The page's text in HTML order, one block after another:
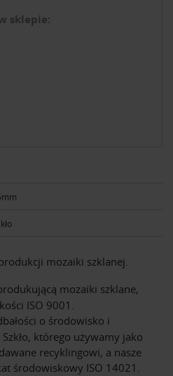
mozaiki szklanej.
mozaiki szklane,
ISO 9001.
o środowisko i
którego używamy jako
recyklingowi, a nasze
środowiskowy ISO 14021.
sklepie: